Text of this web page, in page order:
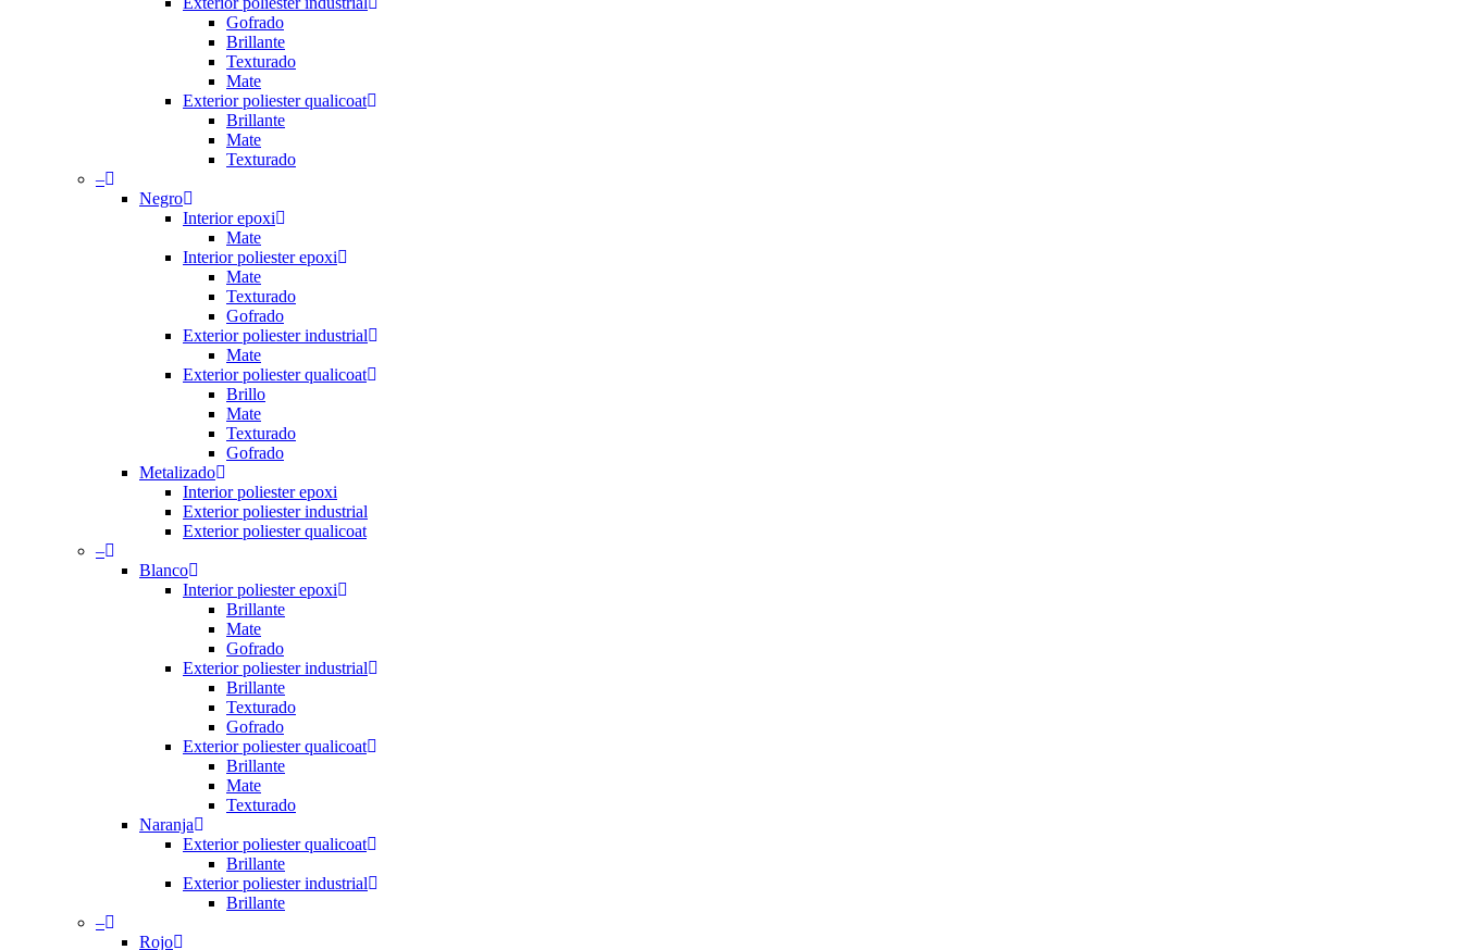
Gofrado
Brillante
Texturado
Mate
Exterior poliester qualicoat
Brillante
Mate
Texturado
–
Negro
Interior epoxi
Mate
Interior poliester epoxi
Mate
Texturado
Gofrado
Exterior poliester industrial
Mate
Exterior poliester qualicoat
Brillo
Mate
Texturado
Gofrado
Metalizado
Interior poliester epoxi
Exterior poliester industrial
Exterior poliester qualicoat
–
Blanco
Interior poliester epoxi
Brillante
Mate
Gofrado
Exterior poliester industrial
Brillante
Texturado
Gofrado
Exterior poliester qualicoat
Brillante
Mate
Texturado
Naranja
Exterior poliester qualicoat
Brillante
Exterior poliester industrial
Brillante
–
Rojo